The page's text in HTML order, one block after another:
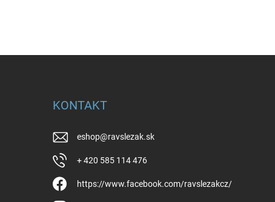
KONTAKT
eshop@ravslezak.sk
+ 420 585 114 476
https://www.facebook.com/ravslezakcz/